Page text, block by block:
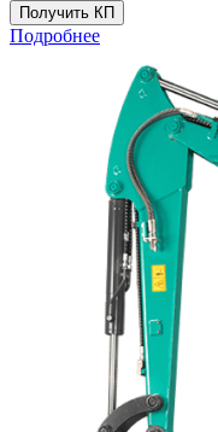
Получить КП
Подробнее